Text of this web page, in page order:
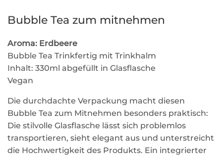
Bubble Tea zum mitnehmen
Aroma: Erdbeere
Bubble Tea Trinkfertig mit Trinkhalm
Inhalt: 330ml abgefüllt in Glasflasche
Vegan
Die durchdachte Verpackung macht diesen
Bubble Tea zum Mitnehmen besonders praktisch:
Die stilvolle Glasflasche lässt sich problemlos
transportieren, sieht elegant aus und unterstreicht
die Hochwertigkeit des Produkts. Ein integrierter